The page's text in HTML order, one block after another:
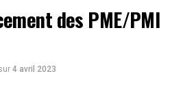
des PME/PMI
4 avril 2023